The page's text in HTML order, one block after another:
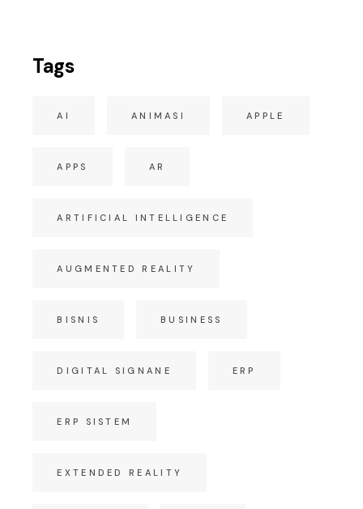
Tags
AI ANIMASI APPLE
APPS AR
ARTIFICIAL INTELLIGENCE
AUGMENTED REALITY
BISNIS BUSINESS
DIGITAL SIGNANE ERP
ERP SISTEM
EXTENDED REALITY